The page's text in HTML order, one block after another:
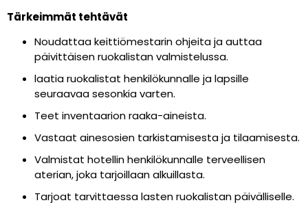
Tärkeimmät tehtävät
Noudattaa keittiömestarin ohjeita ja auttaa
päivittäisen ruokalistan valmistelussa.
laatia ruokalistat henkilökunnalle ja lapsille
seuraavaa sesonkia varten.
Teet inventaarion raaka-aineista.
Vastaat ainesosien tarkistamisesta ja tilaamisesta.
Valmistat hotellin henkilökunnalle terveellisen
aterian, joka tarjoillaan alkuillasta.
Tarjoat tarvittaessa lasten ruokalistan päivälliselle.